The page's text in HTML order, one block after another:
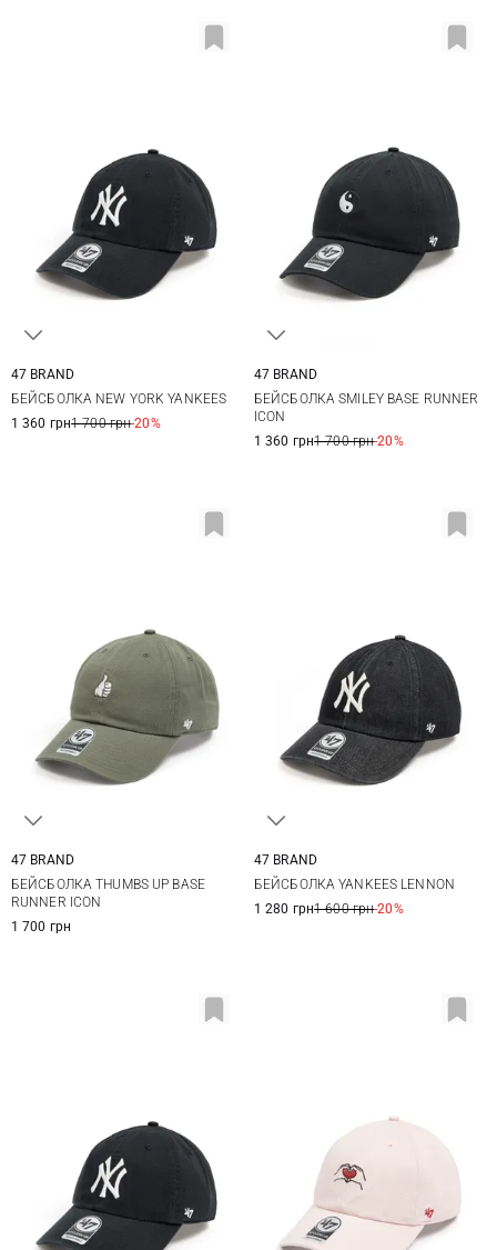
47 BRAND
БЕЙСБОЛКА NEW YORK YANKEES
1 360 грн1 700 грн-20%
47 BRAND
БЕЙСБОЛКА SMILEY BASE RUNNER
ICON
1 360 грн1 700 грн-20%
47 BRAND
БЕЙСБОЛКА THUMBS UP BASE
RUNNER ICON
1 700 грн
47 BRAND
БЕЙСБОЛКА YANKEES LENNON
1 280 грн1 600 грн-20%